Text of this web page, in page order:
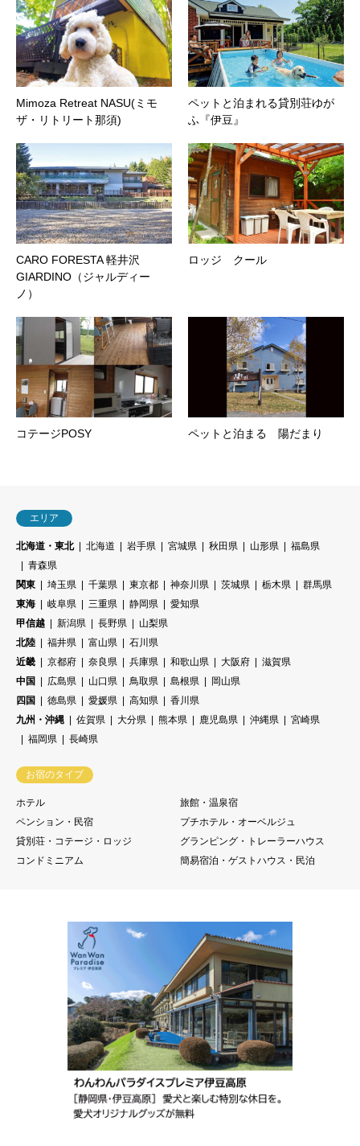
Mimoza Retreat NASU(ミモ
ザ・リトリート那須)
ペットと泊まれる貸別荘ゆが
ふ『伊豆』
CARO FORESTA 軽井沢
GIARDINO（ジャルディー
ノ）
ロッジ クール
コテージPOSY ペットと泊まる 陽だまり
エリア
北海道・東北 北海道 岩手県 宮城県 秋田県 山形県
福島県
青森県
関東
埼玉県 千葉県 東京都 神奈川県 茨城県 栃木県
群馬県
東海
岐阜県 三重県 静岡県
愛知県
甲信越
新潟県 長野県
山梨県
北陸
福井県 富山県
石川県
近畿
京都府 奈良県 兵庫県 和歌山県 大阪府
滋賀県
中国
広島県 山口県 鳥取県 島根県
岡山県
四国
徳島県 愛媛県 高知県
香川県
九州・沖縄
佐賀県 大分県 熊本県 鹿児島県 沖縄県
宮崎県
福岡県
長崎県
お宿のタイプ
ホテル
旅館・温泉宿
ペンション・民宿
プチホテル・オーベルジュ
貸別荘・コテージ・ロッジ
グランピング・トレーラーハウス
コンドミニアム
簡易宿泊・ゲストハウス・民泊